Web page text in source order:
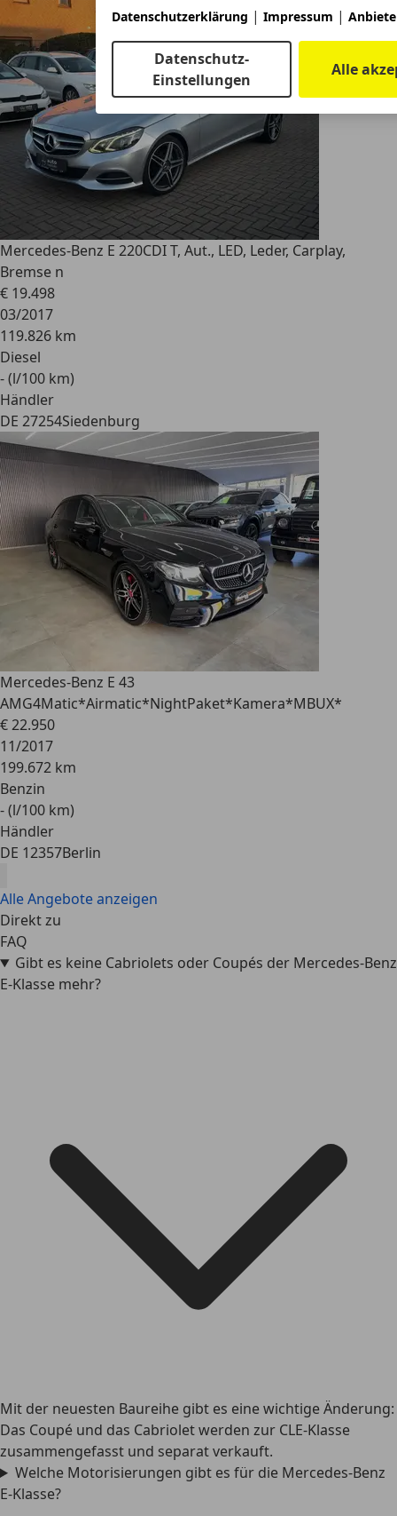
Mercedes-Benz E 220CDI T, Aut., LED, Leder, Carplay,
Bremse n
€ 19.498
03/2017
119.826 km
Diesel
- (l/100 km)
Händler
DE 27254Siedenburg
Mercedes-Benz E 43
AMG4Matic*Airmatic*NightPaket*Kamera*MBUX*
€ 22.950
11/2017
199.672 km
Benzin
- (l/100 km)
Händler
DE 12357Berlin
Alle Angebote anzeigen
Direkt zu
FAQ
Gibt es keine Cabriolets oder Coupés der Mercedes-Benz
E-Klasse mehr?
Mit der neuesten Baureihe gibt es eine wichtige Änderung:
Das Coupé und das Cabriolet werden zur CLE-Klasse
zusammengefasst und separat verkauft.
Welche Motorisierungen gibt es für die Mercedes-Benz
E-Klasse?
Datenschutzerklärung | Impressum |
Datenschutz-
Einstellungen
Alle